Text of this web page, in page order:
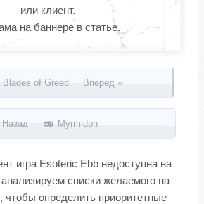
или клиент.
на баннере в статье.
Blades of Greed Вперед »
Назад Myrmidon
игра Esoteric Ebb недоступна на
списки желаемого на
чтобы определить приоритетные